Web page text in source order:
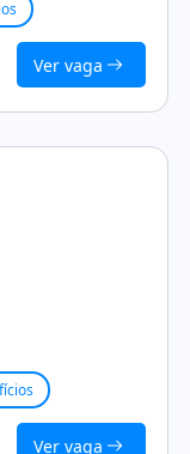
Ver vaga
Ver vaga